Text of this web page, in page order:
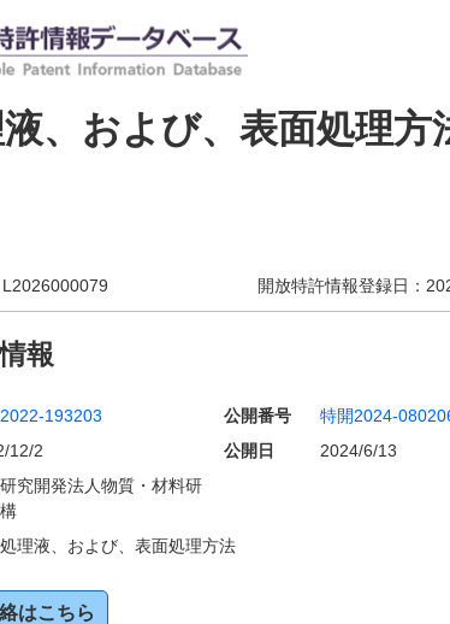
、および、表面処理方
L2026000079 開放特許情報登録日：
報
193203 公開番号
特開2024-
12/2 公開日
2024/6/13
究開発法人物質・材料研
理液、および、表面処理方法
はこちら